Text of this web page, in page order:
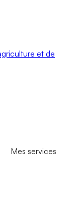
et de
Mes services